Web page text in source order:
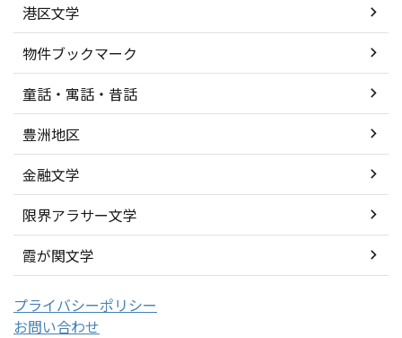
港区文学
物件ブックマーク
童話・寓話・昔話
豊洲地区
金融文学
限界アラサー文学
霞が関文学
プライバシーポリシー
お問い合わせ